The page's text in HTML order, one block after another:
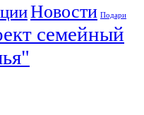
Новости Подари
семейный